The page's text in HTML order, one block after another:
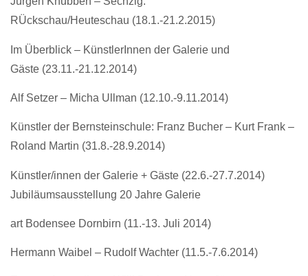
RÜckschau/Heuteschau (18.1.-21.2.2015)
Im Überblick – KünstlerInnen der Galerie und
Gäste (23.11.-21.12.2014)
Alf Setzer – Micha Ullman (12.10.-9.11.2014)
Künstler der Bernsteinschule: Franz Bucher – Kurt Frank –
Roland Martin (31.8.-28.9.2014)
Künstler/innen der Galerie + Gäste (22.6.-27.7.2014)
Jubiläumsausstellung 20 Jahre Galerie
art Bodensee Dornbirn (11.-13. Juli 2014)
Hermann Waibel – Rudolf Wachter (11.5.-7.6.2014)